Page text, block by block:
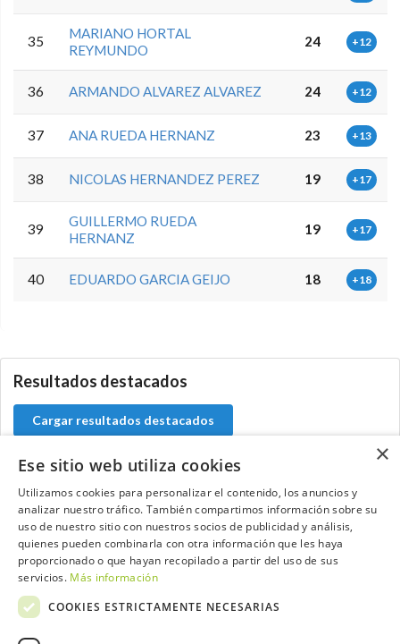
35
MARIANO HORTAL
REYMUNDO
24 +12
36 ARMANDO ALVAREZ ALVAREZ 24 +12
37 ANA RUEDA HERNANZ 23 +13
38 NICOLAS HERNANDEZ PEREZ 19 +17
39
GUILLERMO RUEDA
HERNANZ
19 +17
40 EDUARDO GARCIA GEIJO 18 +18
Resultados destacados
Cargar resultados destacados
Contacta con el equipo de NextCaddy
Opina Contacta
×
Ese sitio web utiliza cookies
Utilizamos cookies para personalizar el contenido, los anuncios y
analizar nuestro tráfico. También compartimos información sobre su
uso de nuestro sitio con nuestros socios de publicidad y análisis,
quienes pueden combinarla con otra información que les haya
proporcionado o que hayan recopilado a partir del uso de sus
servicios. Más información
COOKIES ESTRICTAMENTE NECESARIAS